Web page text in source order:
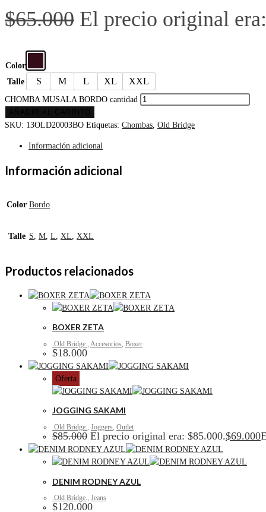
$65.000 El precio original
Color
Talle
S M L XL XXL
CHOMBA MUSALA BORDO cantidad
SKU: 13OLD20003BO Etiquetas: Chombas, Old Bridge
Información adicional
Información adicional
Color Bordo
Talle S, M, L, XL, XXL
Productos relacionados
BOXER ZETA
.Old Bridge. Accesorios Boxer
$18.000
Oferta
JOGGING SAKAMI
.Old Bridge., Joggers, Outlet
$85.000 El precio original era: $85.000.$69.000
DENIM RODNEY AZUL
.Old Bridge., Jeans
$120.000